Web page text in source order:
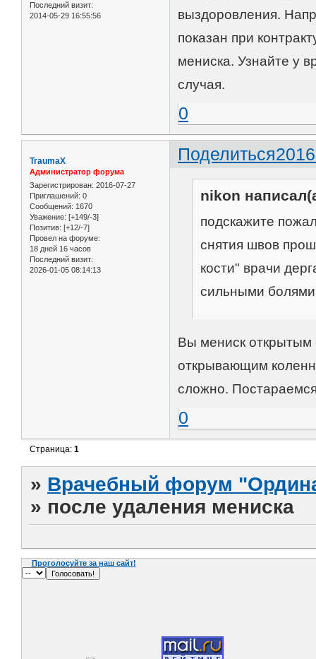
Последний визит:
2014-05-29 16:55:56
выздоровления.
показан при
мениска. Узнайте у
случая.
0
Поделиться
TraumaX
Администратор форума
Зарегистрирован: 2016-07-27
Приглашений: 0
Сообщений: 1670
Уважение: [+149/-3]
Позитив: [+12/-7]
Провел на форуме:
18 дней 16 часов
Последний визит:
2026-01-05 08:14:13
nikon
подскажите
снятия швов
кости" врачи
сильными
Вы мениск открытым
открывающим
сложно.
0
Страница:1
» Врачебный форум
» после удаления мениска
Проголосуйте за наш сайт!